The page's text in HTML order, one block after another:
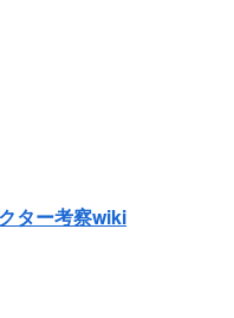
ター考察wiki